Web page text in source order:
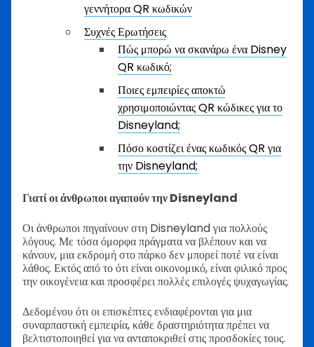
γεννήτορα QR κωδικών
Συχνές Ερωτήσεις
Πώς μπορώ να σκανάρω ένα Disney
QR κωδικό;
Ποιες εμπειρίες αποκτώ
χρησιμοποιώντας QR κώδικες για το
Disneyland;
Πόσο κοστίζει ένας κωδικός QR για
την Disneyland;
Γιατί οι άνθρωποι αγαπούν την Disneyland
Οι άνθρωποι πηγαίνουν στη Disneyland για πολλούς
λόγους. Με τόσα όμορφα πράγματα να βλέπουν και να
κάνουν, μια εκδρομή στο πάρκο δεν μπορεί ποτέ να είναι
λάθος. Εκτός από το ότι είναι οικονομικό, είναι φιλικό προς
την οικογένεια και προσφέρει πολλές επιλογές ψυχαγωγίας.
Δεδομένου ότι οι επισκέπτες ενδιαφέρονται για μια
συναρπαστική εμπειρία, κάθε δραστηριότητα πρέπει να
βελτιστοποιηθεί για να ανταποκριθεί στις προσδοκίες τους.